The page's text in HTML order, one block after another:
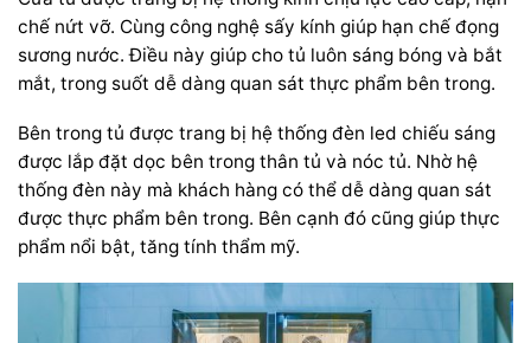
chế nứt vỡ. Cùng công nghệ sấy kính giúp hạn chế đọng
sương nước. Điều này giúp cho tủ luôn sáng bóng và bắt
mắt, trong suốt dễ dàng quan sát thực phẩm bên trong.
Bên trong tủ được trang bị hệ thống đèn led chiếu sáng
được lắp đặt dọc bên trong thân tủ và nóc tủ. Nhờ hệ
thống đèn này mà khách hàng có thể dễ dàng quan sát
được thực phẩm bên trong. Bên cạnh đó cũng giúp thực
phẩm nổi bật, tăng tính thẩm mỹ.